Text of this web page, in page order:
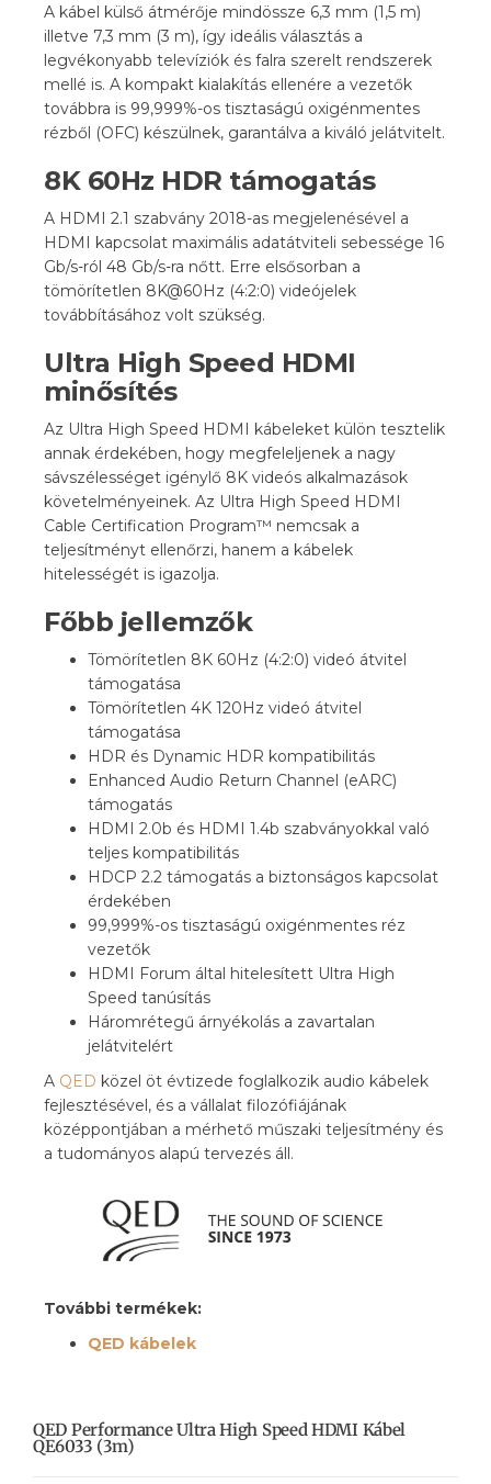
A kábel külső átmérője mindössze 6,3 mm (1,5 m)
illetve 7,3 mm (3 m), így ideális választás a
legvékonyabb televíziók és falra szerelt rendszerek
mellé is. A kompakt kialakítás ellenére a vezetők
továbbra is 99,999%-os tisztaságú oxigénmentes
rézből (OFC) készülnek, garantálva a kiváló jelátvitelt.
8K 60Hz HDR támogatás
A HDMI 2.1 szabvány 2018-as megjelenésével a
HDMI kapcsolat maximális adatátviteli sebessége 16
Gb/s-ról 48 Gb/s-ra nőtt. Erre elsősorban a
tömörítetlen 8K@60Hz (4:2:0) videójelek
továbbításához volt szükség.
Ultra High Speed HDMI
minősítés
Az Ultra High Speed HDMI kábeleket külön tesztelik
annak érdekében, hogy megfeleljenek a nagy
sávszélességet igénylő 8K videós alkalmazások
követelményeinek. Az Ultra High Speed HDMI
Cable Certification Program™ nemcsak a
teljesítményt ellenőrzi, hanem a kábelek
hitelességét is igazolja.
Főbb jellemzők
Tömörítetlen 8K 60Hz (4:2:0) videó átvitel
támogatása
Tömörítetlen 4K 120Hz videó átvitel
támogatása
HDR és Dynamic HDR kompatibilitás
Enhanced Audio Return Channel (eARC)
támogatás
HDMI 2.0b és HDMI 1.4b szabványokkal való
teljes kompatibilitás
HDCP 2.2 támogatás a biztonságos kapcsolat
érdekében
99,999%-os tisztaságú oxigénmentes réz
vezetők
HDMI Forum által hitelesített Ultra High
Speed tanúsítás
Háromrétegű árnyékolás a zavartalan
jelátvitelért
A QED közel öt évtizede foglalkozik audio kábelek
fejlesztésével, és a vállalat filozófiájának
középpontjában a mérhető műszaki teljesítmény és
a tudományos alapú tervezés áll.
További termékek:
QED kábelek
QED Performance Ultra High Speed HDMI Kábel
QE6033 (3m)